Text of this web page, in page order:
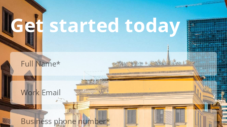
Get started today